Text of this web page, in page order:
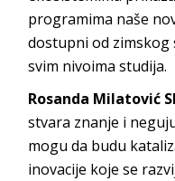
programima naše
dostupni od zimskog
svim nivoima studija.
Rosanda Milatović
stvara znanje i
mogu da budu
inovacije koje se